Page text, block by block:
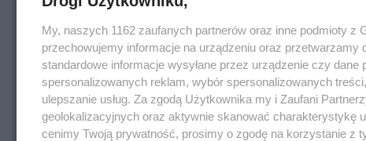
My, naszych 1162 zaufanych partnerów oraz inne podmioty z
przechowujemy informacje na urządzeniu oraz przetwarzamy
standardowe informacje wysyłane przez urządzenie czy dane
spersonalizowanych reklam, wybór spersonalizowanych
ulepszanie usług. Za zgodą Użytkownika my i Zaufani
geolokalizacyjnych oraz aktywnie skanować charakterystykę
cenimy Twoją prywatność, prosimy o zgodę na korzystanie z